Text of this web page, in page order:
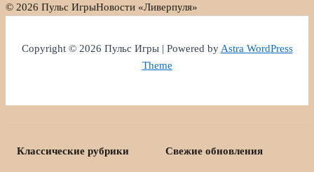
© 2026 Пульс ИгрыНовости «Ливерпуля»
Copyright © 2026 Пульс Игры | Powered byAstra WordPress
Theme
Классические рубрики Свежие обновления